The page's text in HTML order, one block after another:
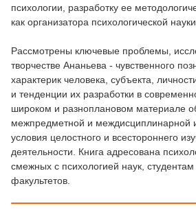
психологии, разработку ее
как организатора психологической
Рассмотрены ключевые проблемы,
творчестве Ананьева - чувственного
характерик человека, субъекта,
и тенденции их разработки в
широком и разноплановом материале
межпредметной и междисциплинарной
условия целостного и всестороннего
деятельности. Книга адресована
смежных с психологией наук, студентам
факультетов.